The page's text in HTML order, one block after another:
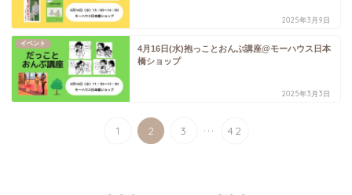
2025年3月9日
イベント
4月16日(水)抱っことおんぶ講座@モーハウス日本
橋ショップ
2025年3月3日
1 2 3 ... 42